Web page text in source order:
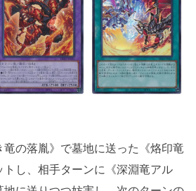
の落胤》で墓地に送った《烙印竜
し、相手ターンに《深淵竜アル